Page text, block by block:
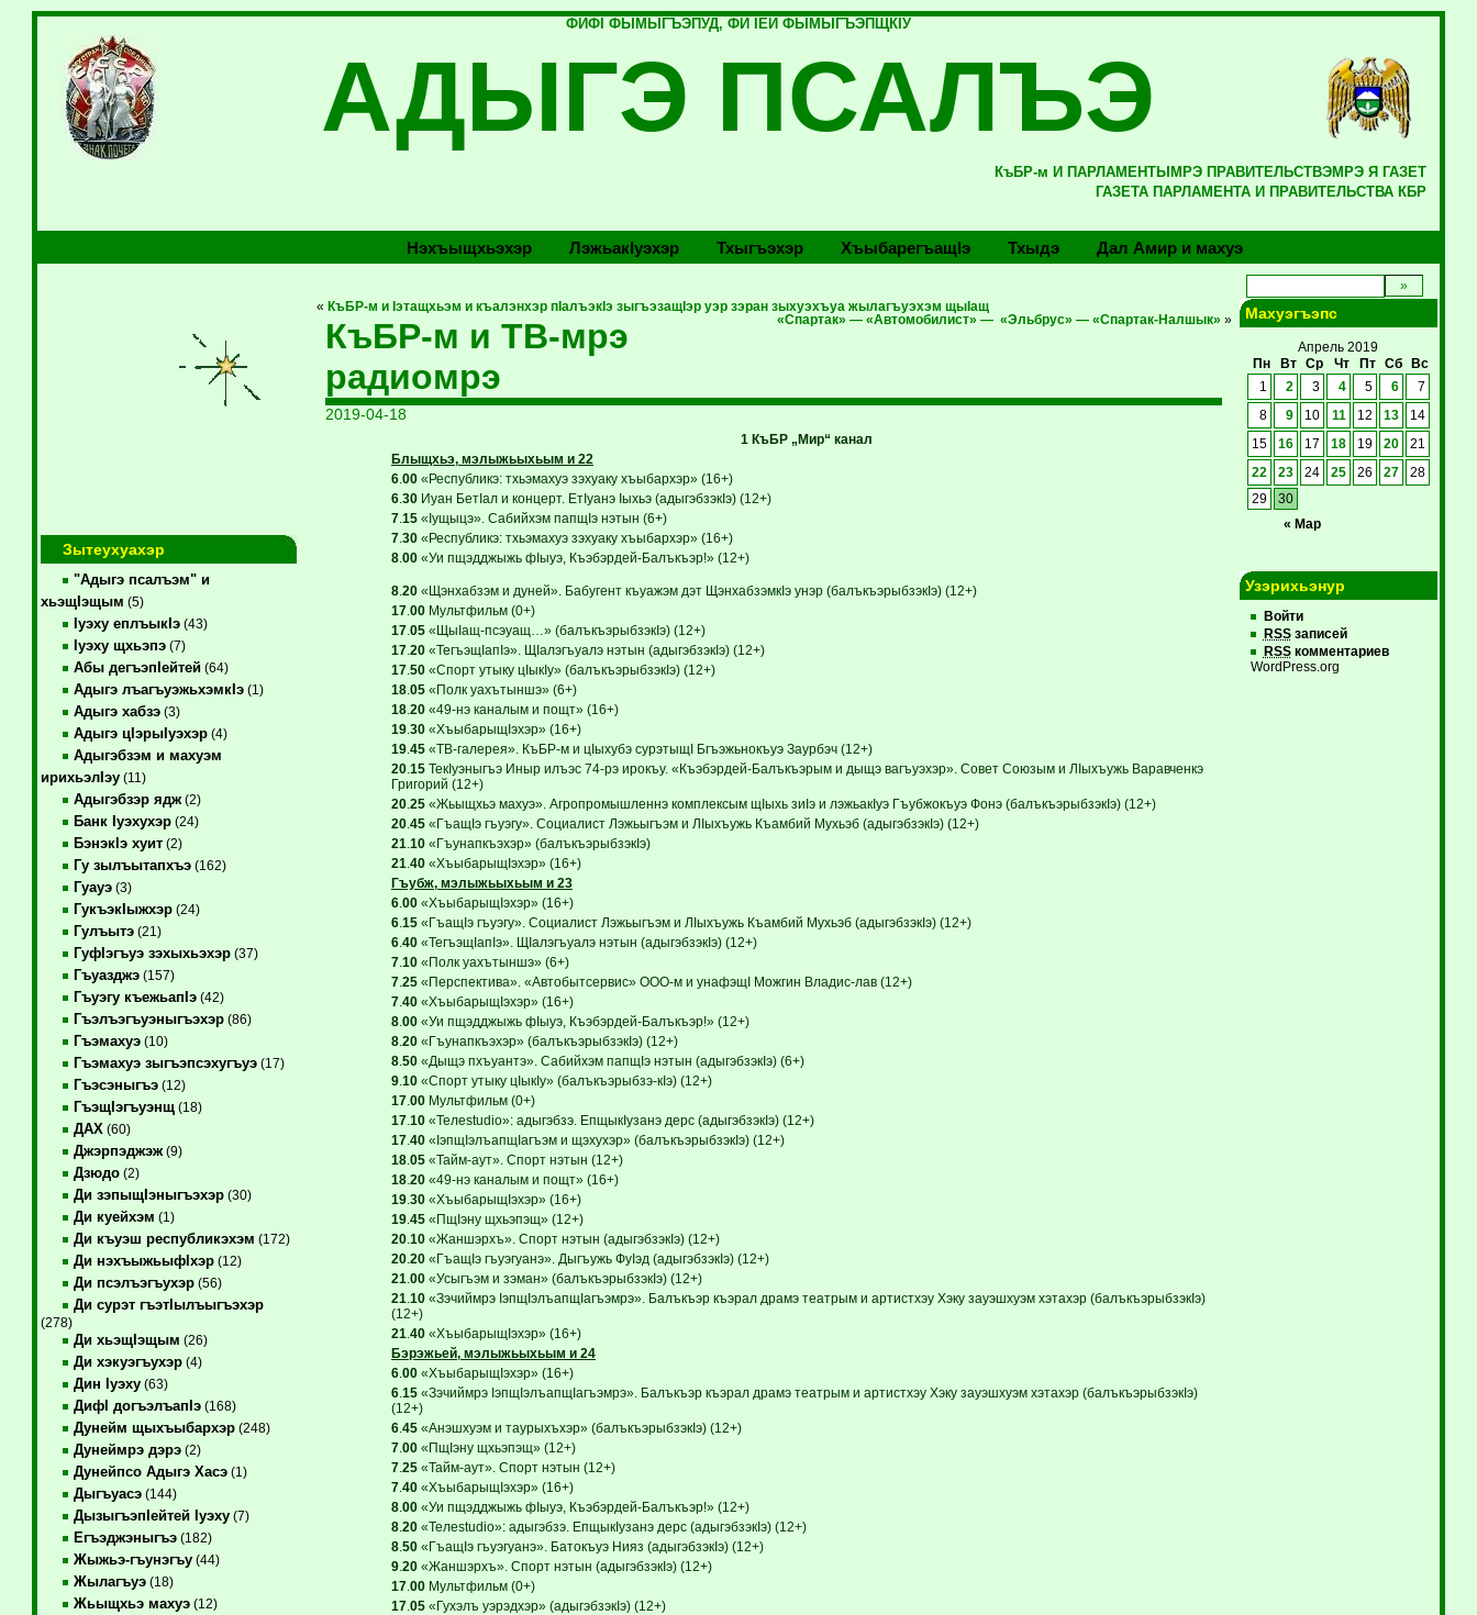
ФИФI ФЫМЫГЪЭПУД, ФИ IЕЙ ФЫМЫГЪЭПЩКIУ
АДЫГЭ ПСАЛЪЭ
КъБР-м И ПАРЛАМЕНТЫМРЭ ПРАВИТЕЛЬСТВЭМРЭ Я ГАЗЕТ
ГАЗЕТА ПАРЛАМЕНТА И ПРАВИТЕЛЬСТВА КБР
Нэхъыщхьэхэр Лэжьакlуэхэр Тхыгъэхэр Хъыбарегъащlэ Тхыдэ Дал Амир и махуэ
Зытеухуахэр
"Адыгэ псалъэм" и
хьэщIэщым (5)
Iуэху еплъыкIэ(43)
Iуэху щхьэпэ(7)
Абы дегъэпIейтей(64)
Адыгэ лъагъуэжьхэмкIэ(1)
Адыгэ хабзэ(3)
Адыгэ цIэрыIуэхэр(4)
Адыгэбзэм и махуэм
ирихьэлIэу(11)
Адыгэбзэр ядж(2)
Банк Iуэхухэр(24)
БэнэкIэ хуит(2)
Гу зылъытапхъэ(162)
Гуауэ(3)
ГукъэкIыжхэр(24)
Гулъытэ(21)
ГуфIэгъуэ зэхыхьэхэр(37)
Гъуазджэ(157)
Гъуэгу къежьапIэ(42)
Гъэлъэгъуэныгъэхэр(86)
Гъэмахуэ(10)
Гъэмахуэ зыгъэпсэхугъуэ(17)
Гъэсэныгъэ(12)
ГъэщIэгъуэнщ(18)
ДАХ (60)
Джэрпэджэж(9)
Дзюдо(2)
Ди зэпыщIэныгъэхэр(30)
Ди куейхэм (1)
Ди къуэш республикэхэм (172)
Ди нэхъыжьыфIхэр(12)
Ди псэлъэгъухэр(56)
Ди сурэт гъэтIылъыгъэхэр
(278)
Ди хьэщIэщым (26)
Ди хэкуэгъухэр(4)
Дин Iуэху(63)
ДифI догъэлъапIэ(168)
Дунейм щыхъыбархэр(248)
Дунеймрэ дэрэ(2)
Дунейпсо Адыгэ Хасэ(1)
Дыгъуасэ(144)
ДызыгъэпIейтей Iуэху(7)
Егъэджэныгъэ(182)
Жыжьэ-гъунэгъу(44)
Жылагъуэ(18)
Жьыщхьэ махуэ(12)
« КъБР-м и Iэтащхьэм и къалэнхэр пIалъэкIэ зыгъэзащIэр уэр зэран зыхуэхъуа жылагъуэхэм щыIащ
«Спартак» — «Автомобилист» — «Эльбрус» — «Спартак-Налшык» »
КъБР-м и ТВ-мрэ
радиомрэ
2019-04-18
1 КъБР „Мир“ канал
Блыщхьэ, мэлыжьыхьым и 22
6. 00«Республикэ: тхьэмахуэ зэхуаку хъыбархэр» (16+)
6. 30Иуан БетIал и концерт. ЕтIуанэ Iыхьэ (адыгэбзэкIэ) (12+)
7. 15«Iущыцэ». Сабийхэм папщIэ нэтын (6+)
7. 30«Республикэ: тхьэмахуэ зэхуаку хъыбархэр» (16+)
8. 00«Уи пщэдджыжь фIыуэ, Къэбэрдей-Балъкъэр!» (12+)
8. 20«Щэнхабзэм и дуней». Бабугент къуажэм дэт ЩэнхабзэмкIэ унэр (балъкъэрыбзэкIэ) (12+)
17. 00Мультфильм (0+)
17. 05«ЩыIащ-псэуащ…» (балъкъэрыбзэкIэ) (12+)
17. 20«ТегъэщIапIэ». ЩIалэгъуалэ нэтын (адыгэбзэкIэ) (12+)
17. 50«Спорт утыку цIыкIу» (балъкъэрыбзэкIэ) (12+)
18. 05«Полк уахътыншэ» (6+)
18. 20«49-нэ каналым и пощт» (16+)
19. 30«ХъыбарыщIэхэр» (16+)
19. 45«ТВ-галерея». КъБР-м и цIыхубэ сурэтыщI Бгъэжьнокъуэ Заурбэч (12+)
20. 15ТекIуэныгъэ Иныр илъэс 74-рэ ирокъу. «Къэбэрдей-Балъкъэрым и дыщэ вагъуэхэр». Совет Союзым и ЛIыхъужь Варавченкэ
Григорий (12+)
20. 25«Жьыщхьэ махуэ». Агропромышленнэ комплексым щIыхь зиIэ и лэжьакIуэ Гъубжокъуэ Фонэ (балъкъэрыбзэкIэ) (12+)
20. 45«ГъащIэ гъуэгу». Социалист Лэжьыгъэм и ЛIыхъужь Къамбий Мухьэб (адыгэбзэкIэ) (12+)
21 10«Гъунапкъэхэр» (балъкъэрыбзэкIэ)
21 40«ХъыбарыщIэхэр» (16+)
Гъубж, мэлыжьыхьым и 23
6. 00«ХъыбарыщIэхэр» (16+)
6. 15«ГъащIэ гъуэгу». Социалист Лэжьыгъэм и ЛIыхъужь Къамбий Мухьэб (адыгэбзэкIэ) (12+)
6. 40«ТегъэщIапIэ». ЩIалэгъуалэ нэтын (адыгэбзэкIэ) (12+)
7. 10«Полк уахътыншэ» (6+)
7. 25«Перспектива». «Автобытсервис» ООО-м и унафэщI Можгин Владис-лав (12+)
7. 40«ХъыбарыщIэхэр» (16+)
8. 00«Уи пщэдджыжь фIыуэ, Къэбэрдей-Балъкъэр!» (12+)
8. 20«Гъунапкъэхэр» (балъкъэрыбзэкIэ) (12+)
8. 50«Дыщэ пхъуантэ». Сабийхэм папщIэ нэтын (адыгэбзэкIэ) (6+)
9. 10«Спорт утыку цIыкIу» (балъкъэрыбзэ-кIэ) (12+)
17. 00Мультфильм (0+)
17. 10«Teлеstudio»: адыгэбзэ. ЕпщыкIузанэ дерс (адыгэбзэкIэ) (12+)
17. 40«IэпщIэлъапщIагъэм и щэхухэр» (балъкъэрыбзэкIэ) (12+)
18. 05«Тайм-аут». Спорт нэтын (12+)
18. 20«49-нэ каналым и пощт» (16+)
19. 30«ХъыбарыщIэхэр» (16+)
19. 45«ПщIэну щхьэпэщ» (12+)
20. 10«Жаншэрхъ». Спорт нэтын (адыгэбзэкIэ) (12+)
20. 20«ГъащIэ гъуэгуанэ». Дыгъужь ФуIэд (адыгэбзэкIэ) (12+)
21 00«Усыгъэм и зэман» (балъкъэрыбзэкIэ) (12+)
21 10«Зэчиймрэ IэпщIэлъапщIагъэмрэ». Балъкъэр къэрал драмэ театрым и артистхэу Хэку зауэшхуэм хэтахэр (балъкъэрыбзэкIэ)
(12+)
21 40«ХъыбарыщIэхэр» (16+)
Бэрэжьей, мэлыжьыхьым и 24
6. 00«ХъыбарыщIэхэр» (16+)
6. 15«Зэчиймрэ IэпщIэлъапщIагъэмрэ». Балъкъэр къэрал драмэ театрым и артистхэу Хэку зауэшхуэм хэтахэр (балъкъэрыбзэкIэ)
(12+)
6. 45«Анэшхуэм и таурыхъхэр» (балъкъэрыбзэкIэ) (12+)
7. 00«ПщIэну щхьэпэщ» (12+)
7. 25«Тайм-аут». Спорт нэтын (12+)
7. 40«ХъыбарыщIэхэр» (16+)
8. 00«Уи пщэдджыжь фIыуэ, Къэбэрдей-Балъкъэр!» (12+)
8. 20«Teлеstudio»: адыгэбзэ. ЕпщыкIузанэ дерс (адыгэбзэкIэ) (12+)
8. 50«ГъащIэ гъуэгуанэ». Батокъуэ Нияз (адыгэбзэкIэ) (12+)
9. 20«Жаншэрхъ». Спорт нэтын (адыгэбзэкIэ) (12+)
17. 00Мультфильм (0+)
17. 05«Гухэлъ уэрэдхэр» (адыгэбзэкIэ) (12+)
Махуэгъэпс
Апрель 2019
Пн
Вт Ср Чт Пт Сб Вс
« Мар
1 2 3 4 5 6 7
8 9 10 11 12 13 14
15 16 17 18 19 20 21
22 23 24 25 26 27
28
29
30
Узэрихьэнур
Войти
RSSзаписей
RSSкомментариев
WordPress.org